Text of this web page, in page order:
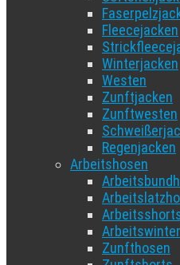
Fleecejacken
Winterjacken
Westen
Zunftjacken
Zunftwesten
Regenjacken
Arbeitshosen
Zunfthosen